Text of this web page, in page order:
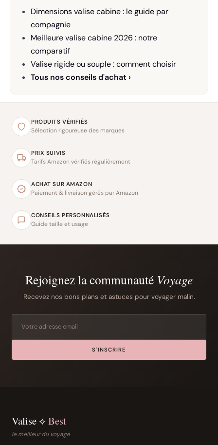
Dimensions valise cabine : le guide par
compagnie
Meilleure valise cabine 2026 : notre
comparatif
Valise rigide ou souple : comment choisir
Tous nos conseils d'achat ›
PRODUITS VÉRIFIÉS
Sélection rigoureuse des marques
PRIX SUIVIS
Tarifs Amazon vérifiés régulièrement
ACHAT SUR AMAZON
Paiement & livraison gérés par Amazon
CONSEILS PERSONNALISÉS
Guide taille et usage
Rejoignez la communauté Voyage
Recevez nos bons plans et astuces pour voyager malin.
S'INSCRIRE
Valise ⟡ Best
le meilleur du voyage